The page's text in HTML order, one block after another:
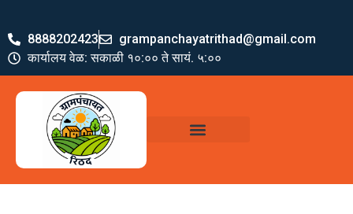
8888202423
grampanchayatrithad@gmail.com
कार्यालय वेळ: सकाळी १०:०० ते सायं. ५:००